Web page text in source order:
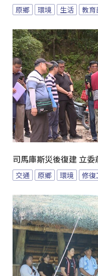
原鄉 環境 生活 教育
司馬庫斯災後復建 立
交通 原鄉 環境 修復